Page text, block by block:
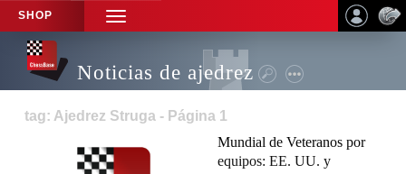
SHOP
TOGGLE
NAVIGATION
Noticias de ajedrez
tag: Ajedrez Struga - Página 1
Mundial de Veteranos por
equipos: EE. UU. y